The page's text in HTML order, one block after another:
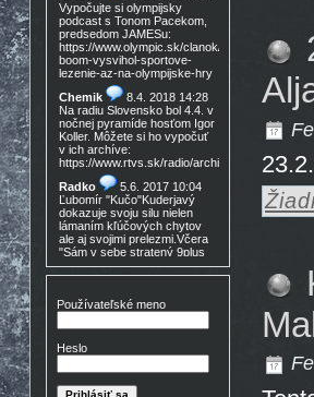
Vypočujte si olympijsky
podcast s Tonom Pacekom,
predsedom JAMESu:
https://www.olympic.sk/clanok/celosvetovy-
boom-vysvihol-sportove-
lezenie-az-na-olympijske-hry
Chemik
8.4. 2018 14:28
Na radiu Slovensko bol 4.4. v
nočnej pyramíde hosťom Igor
Koller. Môžete si ho vypočuť
v ich archíve:
https://www.rtvs.sk/radio/archiv/11436/902144
Radko
5.6. 2017 10:04
Ľubomír "Kučo"Kuderjavý
dokazuje svoju silu nielen
lámaním kľúčových chytov
ale aj svojimi prelezmi.Včera
"Sám v sebe stratený 9plus
,!Gratulácia!!!
15:30
Nedocenený Prešovský
lezec známy tiež ako Lajoš
Morales predá lezečky, nové
v krabici, nepoužité,
zľava nech nejem 90eur
Používateľské meno
Heslo